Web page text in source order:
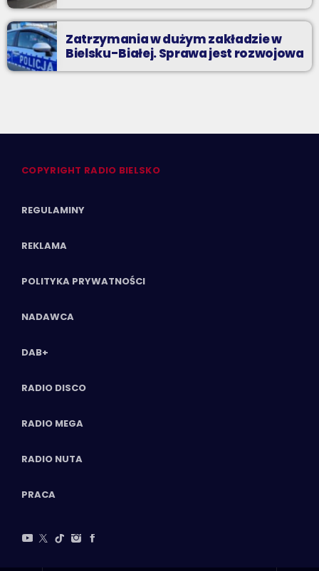
Zatrzymania w dużym zakładzie w
Bielsku-Białej. Sprawa jest rozwojowa
COPYRIGHT RADIO BIELSKO
REGULAMINY
REKLAMA
POLITYKA PRYWATNOŚCI
NADAWCA
DAB+
RADIO DISCO
RADIO MEGA
RADIO NUTA
PRACA